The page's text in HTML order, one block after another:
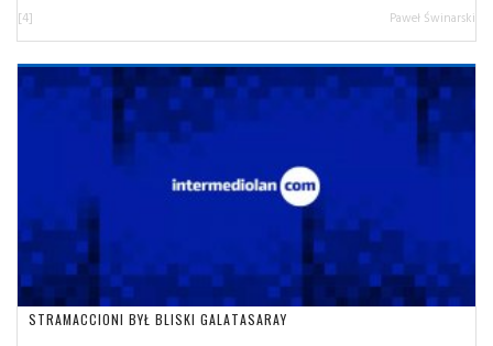
[4] Paweł Świnarski
STRAMACCIONI BYŁ BLISKI GALATASARAY